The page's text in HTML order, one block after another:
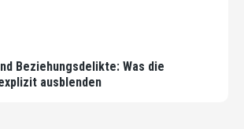
Beziehungsdelikte: Was die
ausblenden